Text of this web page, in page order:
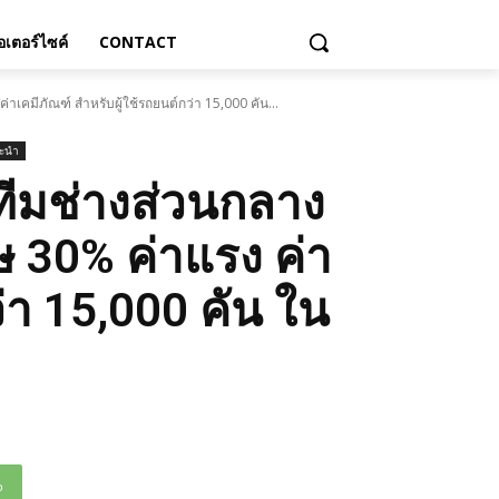
เตอร์ไซค์ CONTACT
าเคมีภัณฑ์ สำหรับผู้ใช้รถยนต์กว่า 15,000 คัน...
นำ
ช่างส่วนกลาง
ค่าแรง ค่า
15,000 คัน ใน